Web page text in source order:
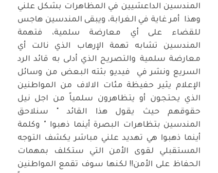
المندسين الداعشيين في المظاهرات بشكل علني
وهذا أمر غاية في الغرابة، ويبقى المندسين هاجس
للقضاء على أي معارضة سلمية، فتهمة
المندسين تشابه تهمة الإرهاب الذي نالت أي
معارضة سلمية والتصريح الذي أدلى به قائد الرد
السريع ونشر في فيديو بثته البعض من وسائل
الإعلام يثير حفيظة مئات الالاف من المواطنين
الذي يحتجون أو يتظاهرون سلمياً من اجل نيل
حقوقهم حيث يقول هذا القائد " سنلاحق
المندسين بتظاهرات البصرة أينما ذهبوا " وكلمة
أينما ذهبوا هي تهديد علني مباشر يكشف التوجه
المستقبلي لقوى الأمن التي ستكلف بمهمات
الحفاظ على الأمن!! لكنها سوف تقمع المواطنين